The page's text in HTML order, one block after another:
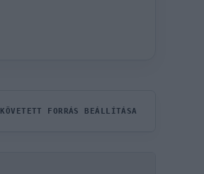
KÖVETETT FORRÁS BEÁLLÍTÁSA